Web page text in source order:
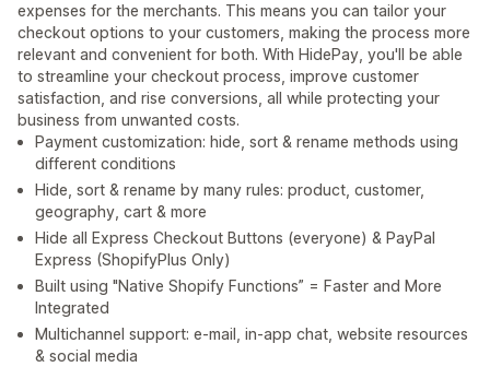
expenses for the merchants. This means you can tailor your
checkout options to your customers, making the process more
relevant and convenient for both. With HidePay, you'll be able
to streamline your checkout process, improve customer
satisfaction, and rise conversions, all while protecting your
business from unwanted costs.
Payment customization: hide, sort & rename methods using
different conditions
Hide, sort & rename by many rules: product, customer,
geography, cart & more
Hide all Express Checkout Buttons (everyone) & PayPal
Express (ShopifyPlus Only)
Built using "Native Shopify Functions” = Faster and More
Integrated
Multichannel support: e-mail, in-app chat, website resources
& social media